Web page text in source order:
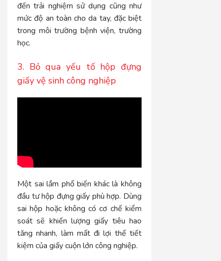
đến trải nghiệm sử dụng cũng như
mức độ an toàn cho da tay, đặc biệt
trong môi trường bệnh viện, trường
học.
3. Bỏ qua yếu tố hộp đựng
giấy vệ sinh công nghiệp
Một sai lầm phổ biến khác là không
đầu tư hộp đựng giấy phù hợp. Dùng
sai hộp hoặc không có cơ chế kiểm
soát sẽ khiến lượng giấy tiêu hao
tăng nhanh, làm mất đi lợi thế tiết
kiệm của giấy cuộn lớn công nghiệp.